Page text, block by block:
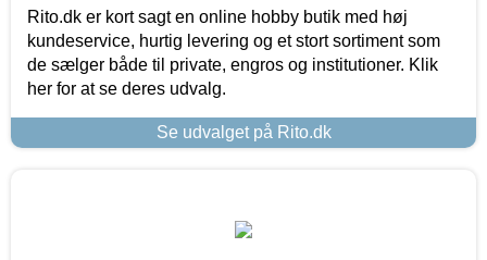
Rito.dk er kort sagt en online hobby butik med høj
kundeservice, hurtig levering og et stort sortiment som
de sælger både til private, engros og institutioner. Klik
her for at se deres udvalg.
Se udvalget på Rito.dk